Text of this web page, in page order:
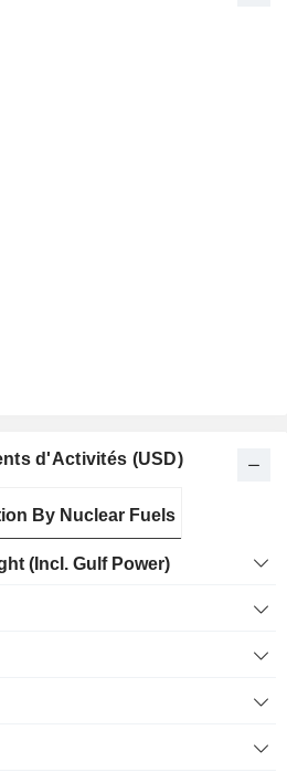
d'Activités (USD)
By Nuclear Fuels
(Incl. Gulf Power)